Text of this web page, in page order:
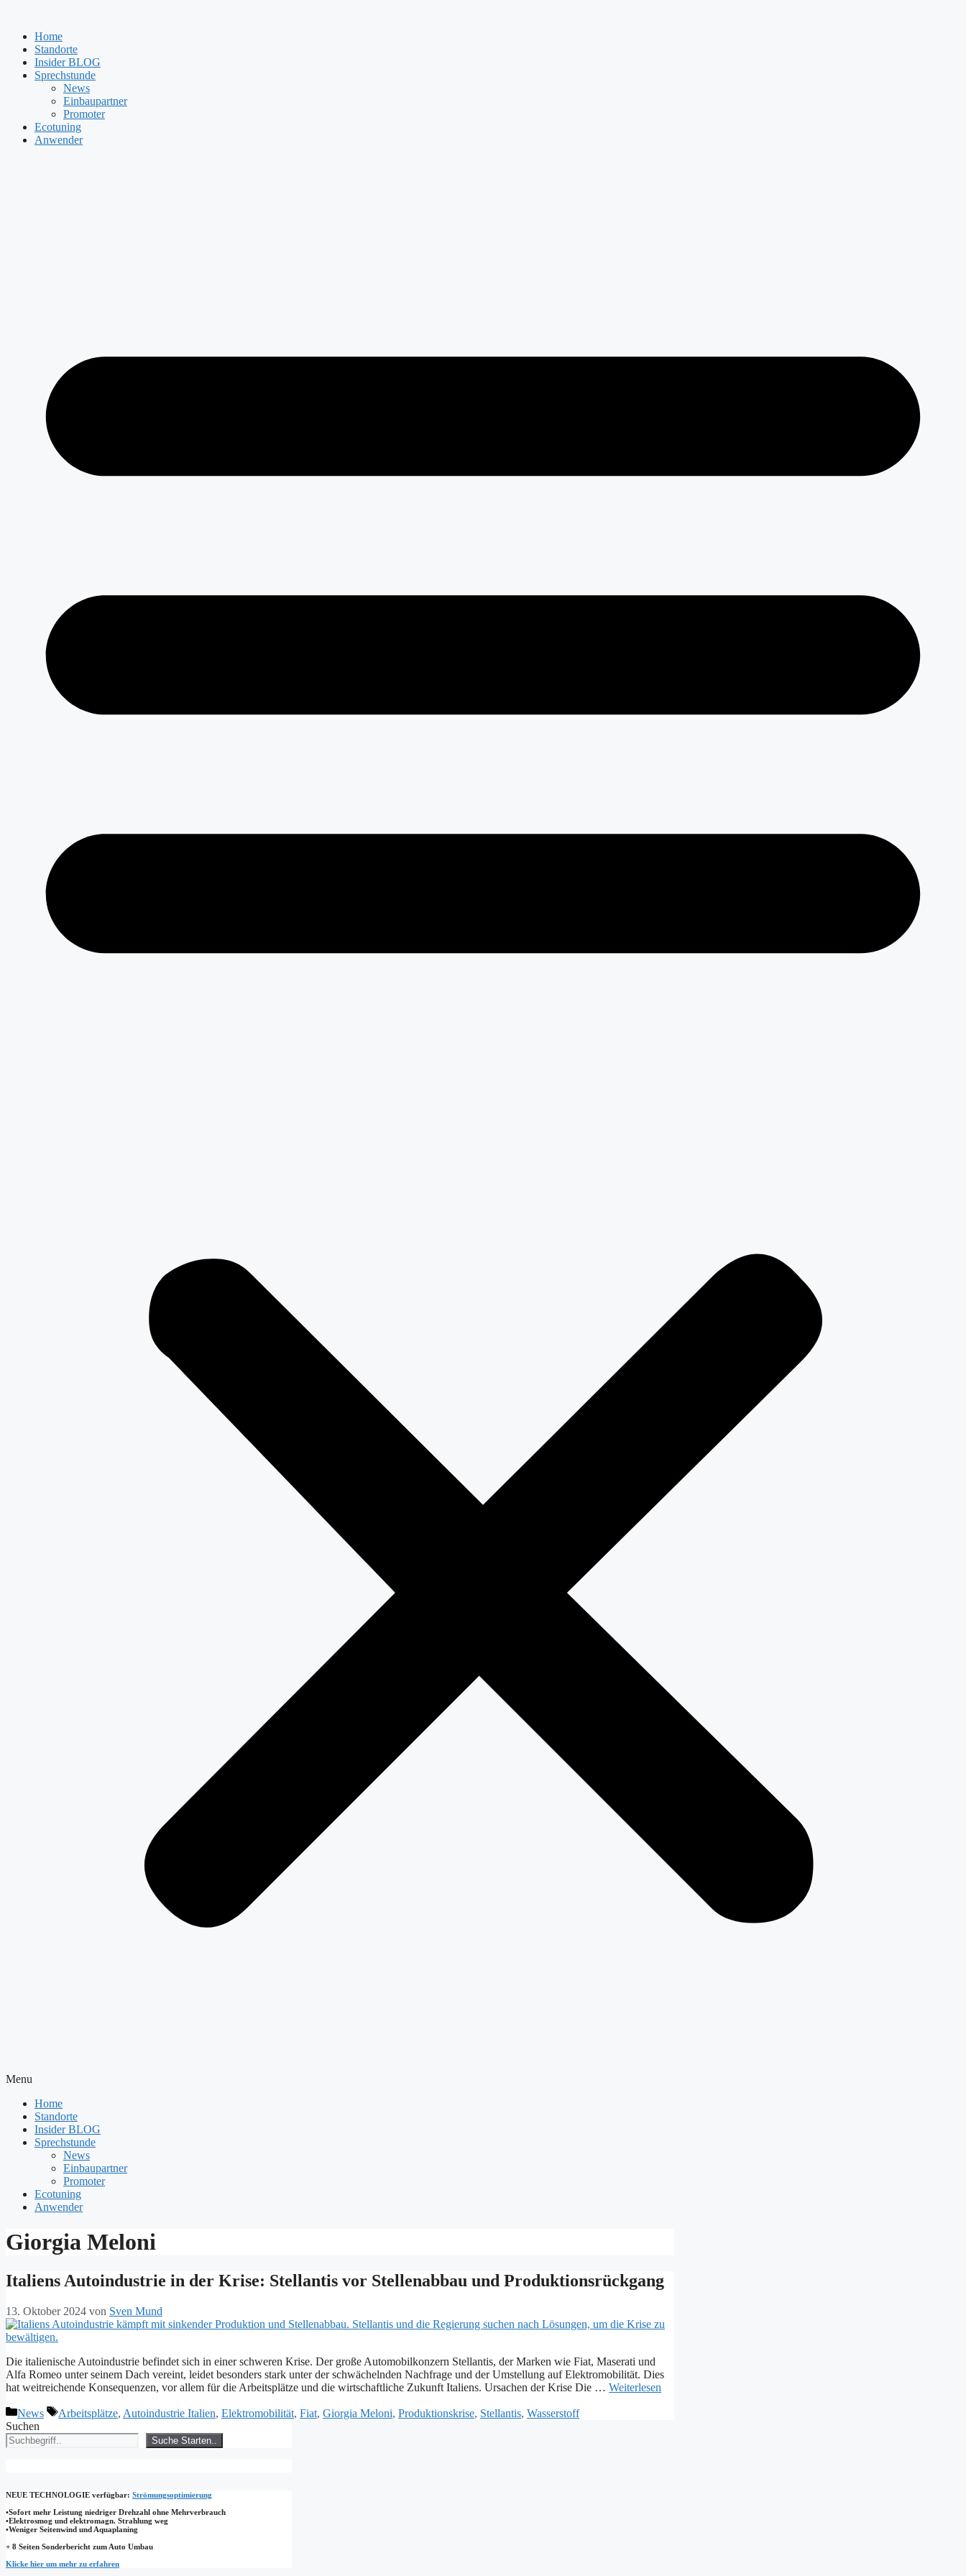
springenHome
Standorte
Insider BLOG
Sprechstunde
News
Einbaupartner
Promoter
Ecotuning
Anwender
Menu
Home
Standorte
Insider BLOG
Sprechstunde
News
Einbaupartner
Promoter
Ecotuning
Anwender
Giorgia Meloni
Italiens Autoindustrie in der Krise: Stellantis vor Stellenabbau und Produktionsrückgang
13. Oktober 2024 von Sven Mund
Die italienische Autoindustrie befindet sich in einer schweren Krise. Der große Automobilkonzern Stellantis, der Marken wie Fiat, Maserati und
Alfa Romeo unter seinem Dach vereint, leidet besonders stark unter der schwächelnden Nachfrage und der Umstellung auf Elektromobilität. Dies
hat weitreichende Konsequenzen, vor allem für die Arbeitsplätze und die wirtschaftliche Zukunft Italiens. Ursachen der Krise Die … Weiterlesen
Kategorien
News Schlagwörter
Arbeitsplätze, Autoindustrie Italien, Elektromobilität, Fiat, Giorgia Meloni, Produktionskrise, Stellantis, Wasserstoff
Suchen
Suche Starten..
NEUE TECHNOLOGIE verfügbar: Strömungsoptimierung
•Sofort mehr Leistung niedriger Drehzahl ohne Mehrverbrauch
•Elektrosmog und elektromagn. Strahlung weg
•​Weniger Seitenwind und Aquaplaning
+ 8 Seiten Sonderbericht zum Auto Umbau
Klicke hier um mehr zu erfahren